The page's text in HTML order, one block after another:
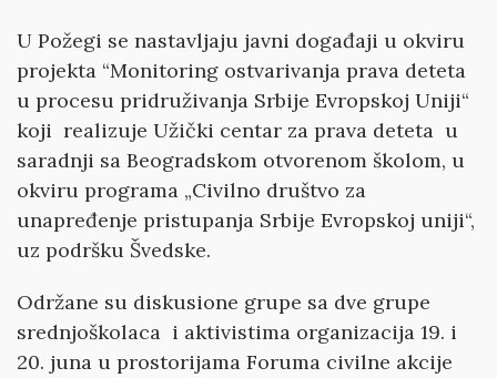
U Požegi se nastavljaju javni događaji u okviru
projekta “Monitoring ostvarivanja prava deteta
u procesu pridruživanja Srbije Evropskoj Uniji“
koji realizuje Užički centar za prava deteta u
saradnji sa Beogradskom otvorenom školom, u
okviru programa „Civilno društvo za
unapređenje pristupanja Srbije Evropskoj uniji“,
uz podršku Švedske.
Održane su diskusione grupe sa dve grupe
srednjoškolaca i aktivistima organizacija 19. i
20. juna u prostorijama Foruma civilne akcije